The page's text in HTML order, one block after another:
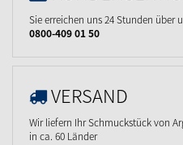
Sie erreichen uns 24 Stunden über
0800-409 01 50
VERSAND
Wir liefern Ihr Schmuckstück von
in ca. 60 Länder